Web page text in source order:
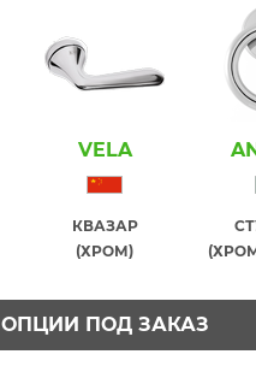
VELA
КВАЗАР
(ХРОМ)
ОПЦИИ ПОД ЗАКАЗ